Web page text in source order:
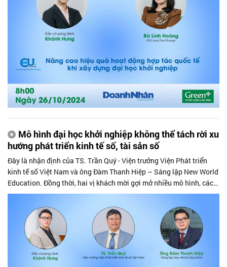
Mô hình đại học khởi nghiệp không thể tách rời xu
hướng phát triển kinh tế số, tài sản số
Đây là nhận định của TS. Trần Quý - Viện trưởng Viện Phát triển
kinh tế số Việt Nam và ông Đàm Thanh Hiệp – Sáng lập New World
Education. Đồng thời, hai vị khách mời gợi mở nhiều mô hình, cách
thức hoạt động mới mẻ, ứng dụng các thành quả của kinh tế số
(trong đó có tài sản số) mà các trường khi hướng tới xây dựng mô
hình đại học khởi nghiệp có thể áp dụng.